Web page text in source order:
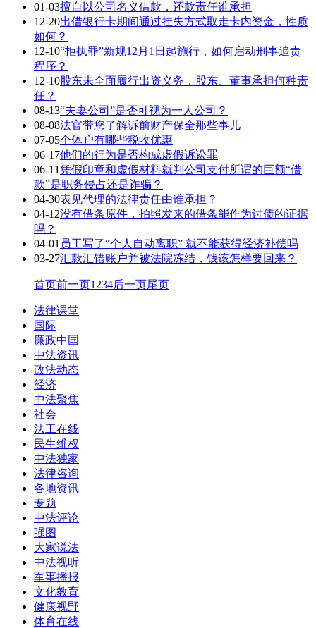
01-03擅自以公司名义借款，还款责任谁承担
12-20出借银行卡期间通过挂失方式取走卡内资金，性质
如何？
12-10“拒执罪”新规12月1日起施行，如何启动刑事追责
程序？
12-10股东未全面履行出资义务，股东、董事承担何种责
任？
08-13“夫妻公司”是否可视为一人公司？
08-08法官带您了解诉前财产保全那些事儿
07-05个体户有哪些税收优惠
06-17他们的行为是否构成虚假诉讼罪
06-11凭假印章和虚假材料就判公司支付所谓的巨额“借
款”是职务侵占还是诈骗？
04-30表见代理的法律责任由谁承担？
04-12没有借条原件，拍照发来的借条能作为讨债的证据
吗？
04-01 员工写了“个人自动离职” 就不能获得经济补偿吗
03-27汇款汇错账户并被法院冻结，钱该怎样要回来？
首页前一页1 234后一页尾页
法律课堂
国际
廉政中国
中法资讯
政法动态
经济
中法聚焦
社会
法工在线
民生维权
中法独家
法律咨询
各地资讯
专题
中法评论
强图
大家说法
中法视听
军事播报
文化教育
健康视野
体育在线